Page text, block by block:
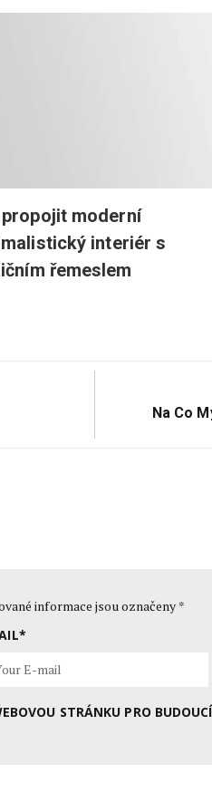
moderní
interiér s
řemeslem
Next
Na Co
informace jsou označeny *
*
STRÁNKU PRO